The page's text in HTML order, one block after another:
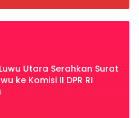
Utara Serahkan Surat
ke Komisi II DPR RI